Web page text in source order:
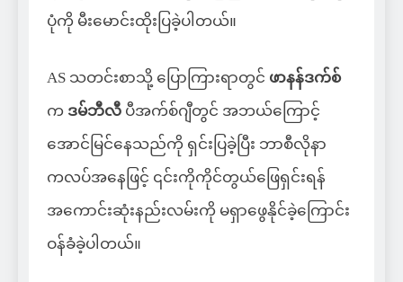
ပုံကို မီးမောင်းထိုးပြခဲ့ပါတယ်။
AS သတင်းစာသို့ ပြောကြားရာတွင် ဖာနန်ဒက်စ်
က ဒမ်ဘီလီ ပီအက်စ်ဂျီတွင် အဘယ်ကြောင့်
အောင်မြင်နေသည်ကို ရှင်းပြခဲ့ပြီး ဘာစီလိုနာ
ကလပ်အနေဖြင့် ၎င်းကိုကိုင်တွယ်ဖြေရှင်းရန်
အကောင်းဆုံးနည်းလမ်းကို မရှာဖွေနိုင်ခဲ့ကြောင်း
ဝန်ခံခဲ့ပါတယ်။